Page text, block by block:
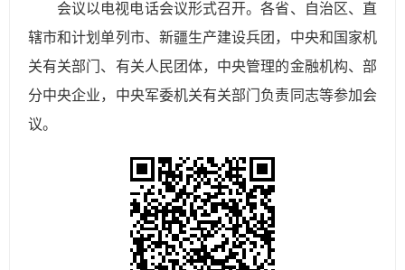
会议以电视电话会议形式召开。各省、自治区、直
辖市和计划单列市、新疆生产建设兵团，中央和国家机
关有关部门、有关人民团体，中央管理的金融机构、部
分中央企业，中央军委机关有关部门负责同志等参加会
议。